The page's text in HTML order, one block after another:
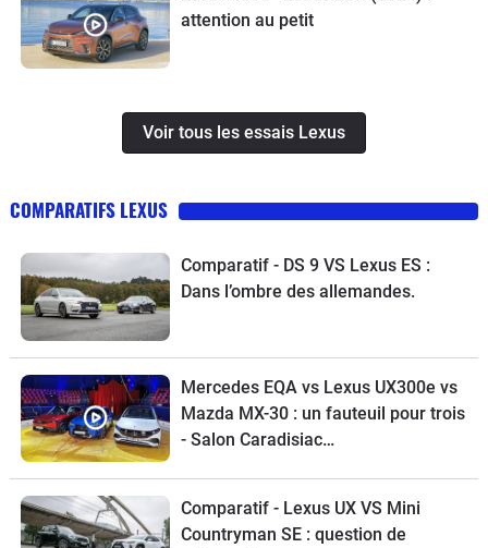
attention au petit
Voir tous les essais Lexus
COMPARATIFS LEXUS
Comparatif - DS 9 VS Lexus ES :
Dans l’ombre des allemandes.
Mercedes EQA vs Lexus UX300e vs
Mazda MX-30 : un fauteuil pour trois
- Salon Caradisiac
Comparatif - Lexus UX VS Mini
Countryman SE : question de